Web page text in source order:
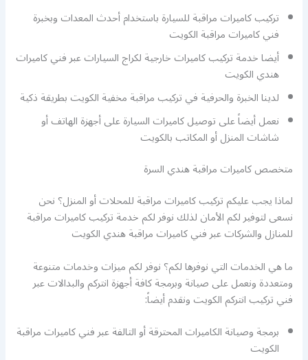
تركيب كاميرات مراقبة للسيارة باستخدام أحدث المعدات وبخبرة
فني كاميرات مراقبة الكويت
أيضا خدمة تركيب كاميرات خارجية لكراج السيارات عبر فني كاميرات
هندي الكويت
لدينا الخبرة والحرفية في تركيب مراقبة مخفية الكويت بطريقة ذكية
نعمل أيضاً على توصيل كاميرات السيارة على أجهزة الهاتف أو
شاشات المنزل أو المكاتب بالكويت
متخصص كاميرات مراقبة هندي السرة
لماذا يجب عليكم تركيب كاميرات مراقبة للمحلات أو المنزل؟ نحن
نسعى لتوفير لكم الأمان لذلك نوفر لكم خدمة تركيب كاميرات مراقبة
للمنازل والشركات عبر فني كاميرات مراقبة هندي الكويت
ما هي الخدمات التي نوفرها لكم؟ نوفر لكم ميزات وخدمات متنوعة
ومتعددة ونعمل على صيانة وبرمجة كافة أجهزة انتركم والبدالات عبر
فني تركيب انتركم الكويت ونقدم أيضاً:
برمجة وصيانة الكاميرات المحترقة أو التالفة عبر فني كاميرات مراقبة
الكويت